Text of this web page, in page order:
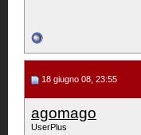
18 giugno 08, 23:55
agomago
UserPlus